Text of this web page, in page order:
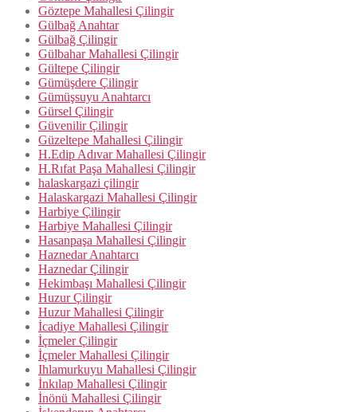
Göztepe Mahallesi Çilingir
Gülbağ Anahtar
Gülbağ Çilingir
Gülbahar Mahallesi Çilingir
Gültepe Çilingir
Gümüşdere Çilingir
Gümüşsuyu Anahtarcı
Gürsel Çilingir
Güvenilir Çilingir
Güzeltepe Mahallesi Çilingir
H.Edip Adıvar Mahallesi Çilingir
H.Rıfat Paşa Mahallesi Çilingir
halaskargazi çilingir
Halaskargazi Mahallesi Çilingir
Harbiye Çilingir
Harbiye Mahallesi Çilingir
Hasanpaşa Mahallesi Çilingir
Haznedar Anahtarcı
Haznedar Çilingir
Hekimbaşı Mahallesi Çilingir
Huzur Çilingir
Huzur Mahallesi Çilingir
İcadiye Mahallesi Çilingir
İçmeler Çilingir
İçmeler Mahallesi Çilingir
Ihlamurkuyu Mahallesi Çilingir
İnkılap Mahallesi Çilingir
İnönü Mahallesi Çilingir